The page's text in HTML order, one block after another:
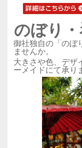
のぼり
御社独自の「のぼ
ませんか。
大きさや色、デザ
ーメイドにて承り